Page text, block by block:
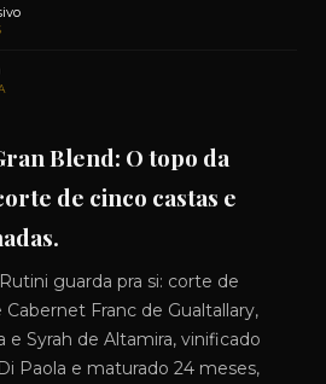
Blend: O topo da
de cinco castas e
guarda pra si: corte de
Franc de Gualtallary,
e Syrah de Altamira, vinificado
Paola e maturado 24 meses,